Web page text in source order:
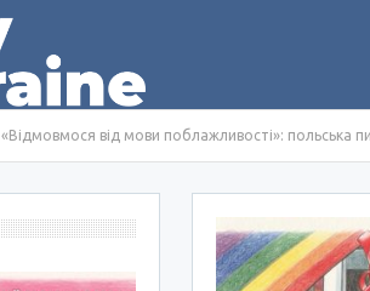
«Відмовмося від мови поблажливості»: польська